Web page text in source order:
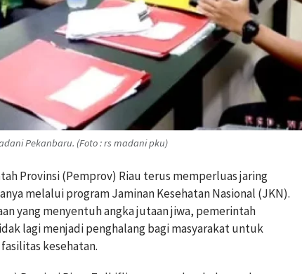
Pekanbaru. (Foto : rs madani pku)
Provinsi (Pemprov) Riau terus memperluas jaring
melalui program Jaminan Kesehatan Nasional (JKN).
yang menyentuh angka jutaan jiwa, pemerintah
lagi menjadi penghalang bagi masyarakat untuk
kesehatan.